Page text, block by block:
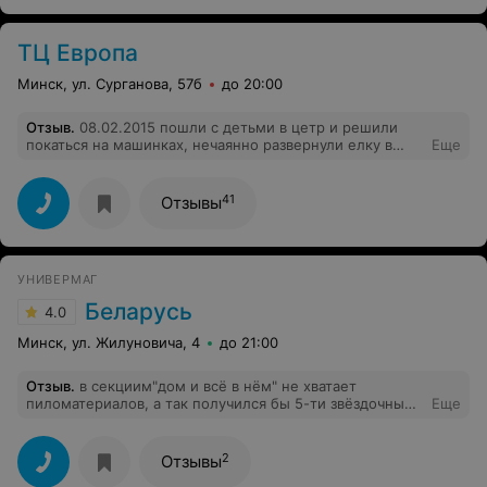
ТЦ Европа
Минск, ул. Сурганова, 57б до 20:00
Отзыв. 08.02.2015 пошли с детьми в цетр и решили
покаться на машинках, нечаянно развернули елку в
руками!!!!! Я не видела проишествия посколько была в
магазине и пока пришла и поняла что произошло было
поздно. Настроение у детей было испорчено Охраника
звали Валерий Александрович Рак. В понедельник
надеюсь руководство найти на месте и разобраться в
Еще
Отзывы41
УНИВЕРМАГ
4.0 Беларусь
Минск, ул. Жилуновича, 4 до 21:00
Отзыв. в секциим"дом и всё в нём" не хватает
пиломатериалов, а так получился бы 5-ти звёздочный
Еще
Отзывы2